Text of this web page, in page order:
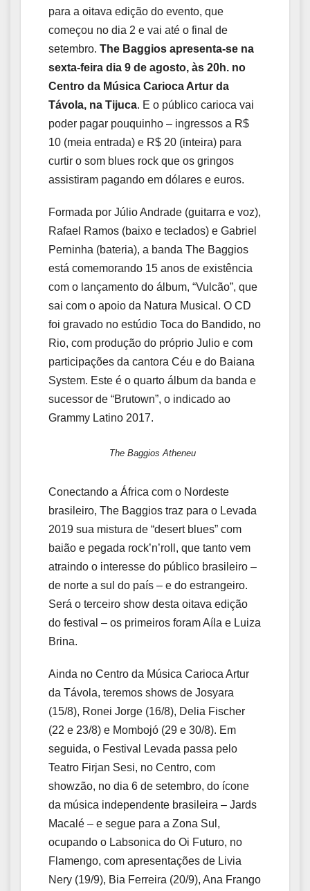
para a oitava edição do evento, que
começou no dia 2 e vai até o final de
setembro. The Baggios apresenta-se na
sexta-feira dia 9 de agosto, às 20h. no
Centro da Música Carioca Artur da
Távola, na Tijuca. E o público carioca vai
poder pagar pouquinho – ingressos a R$
10 (meia entrada) e R$ 20 (inteira) para
curtir o som blues rock que os gringos
assistiram pagando em dólares e euros.
Formada por Júlio Andrade (guitarra e voz),
Rafael Ramos (baixo e teclados) e Gabriel
Perninha (bateria), a banda The Baggios
está comemorando 15 anos de existência
com o lançamento do álbum, “Vulcão”, que
sai com o apoio da Natura Musical. O CD
foi gravado no estúdio Toca do Bandido, no
Rio, com produção do próprio Julio e com
participações da cantora Céu e do Baiana
System. Este é o quarto álbum da banda e
sucessor de “Brutown”, o indicado ao
Grammy Latino 2017.
The Baggios Atheneu
Conectando a África com o Nordeste
brasileiro, The Baggios traz para o Levada
2019 sua mistura de “desert blues” com
baião e pegada rock’n’roll, que tanto vem
atraindo o interesse do público brasileiro –
de norte a sul do país – e do estrangeiro.
Será o terceiro show desta oitava edição
do festival – os primeiros foram Aíla e Luiza
Brina.
Ainda no Centro da Música Carioca Artur
da Távola, teremos shows de Josyara
(15/8), Ronei Jorge (16/8), Delia Fischer
(22 e 23/8) e Mombojó (29 e 30/8). Em
seguida, o Festival Levada passa pelo
Teatro Firjan Sesi, no Centro, com
showzão, no dia 6 de setembro, do ícone
da música independente brasileira – Jards
Macalé – e segue para a Zona Sul,
ocupando o Labsonica do Oi Futuro, no
Flamengo, com apresentações de Livia
Nery (19/9), Bia Ferreira (20/9), Ana Frango